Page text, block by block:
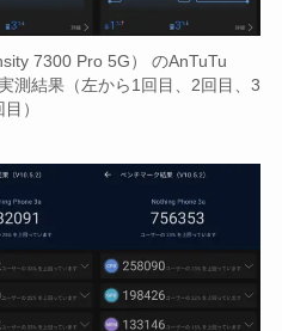
7300 Pro 5G） のAnTuTu
測結果（左から1回目、2回目、3
目）